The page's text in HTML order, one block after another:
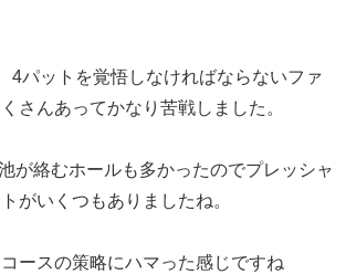
4パットを覚悟しなければならないファ
さんあってかなり苦戦しました。
が絡むホールも多かったのでプレッシャ
がいくつもありましたね。
ースの策略にハマった感じですね